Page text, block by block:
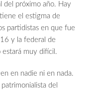
del próximo año. Hay
el estigma de
partidistas en que fue
y la federal de
estará muy difícil.
en nadie ni en nada.
del